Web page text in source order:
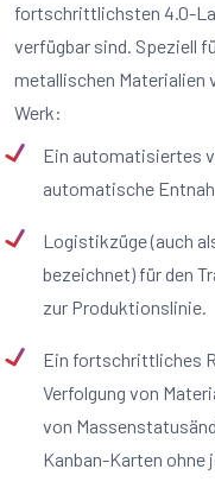
fortschrittlichsten 4.0-
verfügbar sind. Speziell
metallischen Materialien
Werk:
Ein automatisiertes
automatische
Logistikzüge (auch
bezeichnet) für den
zur Produktionslinie.
Ein fortschrittliches
Verfolgung von
von
Kanban-Karten ohne